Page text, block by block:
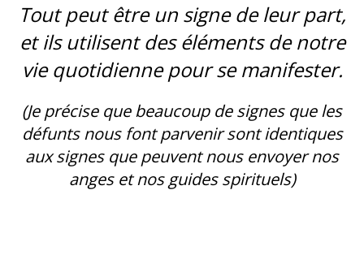
Tout peut être un signe de leur part,
et ils utilisent des éléments de notre
vie quotidienne pour se manifester.
(Je précise que beaucoup de signes que les
défunts nous font parvenir sont identiques
aux signes que peuvent nous envoyer nos
anges et nos guides spirituels)